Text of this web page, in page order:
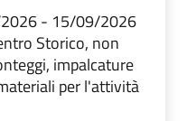
- 15/09/2026
Storico, non
impalcature
per l'attività